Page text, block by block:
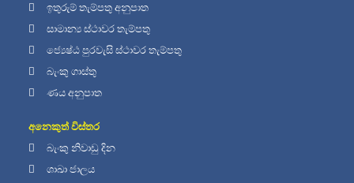
ඉතුරුම් තැම්පතු අනුපාත
සාමාන්‍ය ස්ථාවර තැම්පතු
ජ්‍යෙෂ්ඨ පුරවැසි ස්ථාවර තැම්පතු
බැංකු ගාස්තු
ණය අනුපාත
අනෙකුත් විස්තර
බැංකු නිවාඩු දින
ශාඛා ජාලය